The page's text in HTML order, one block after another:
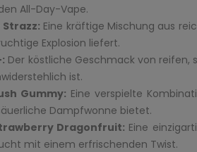
All-Day-Vape.
Eine kräftige Mischung aus
Explosion liefert.
Der köstliche Geschmack von reifen,
ist.
Gummy: Eine verspielte
Dampfwonne bietet.
Dragonfruit: Eine
mit einem erfrischenden Twist.